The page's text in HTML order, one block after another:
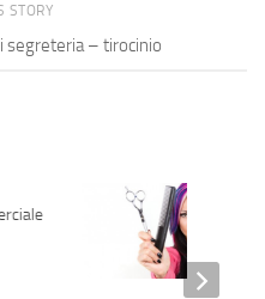
STORY
segreteria – tirocinio